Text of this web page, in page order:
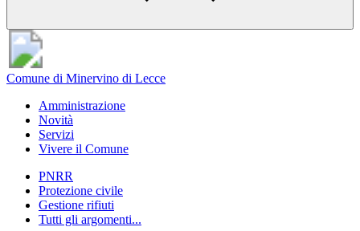
Comune di Minervino di Lecce
Amministrazione
Novità
Servizi
Vivere il Comune
PNRR
Protezione civile
Gestione rifiuti
Tutti gli argomenti...